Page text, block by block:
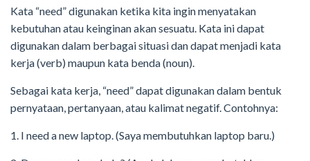
Kata “need” digunakan ketika kita ingin menyatakan
kebutuhan atau keinginan akan sesuatu. Kata ini dapat
digunakan dalam berbagai situasi dan dapat menjadi kata
kerja (verb) maupun kata benda (noun).
Sebagai kata kerja, “need” dapat digunakan dalam bentuk
pernyataan, pertanyaan, atau kalimat negatif. Contohnya:
1. I need a new laptop. (Saya membutuhkan laptop baru.)